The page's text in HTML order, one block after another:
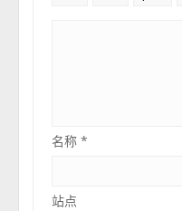
名称*
站点